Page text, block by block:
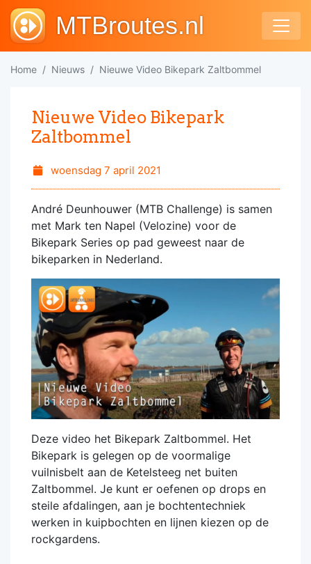
MTBroutes.nl
Home Nieuws Nieuwe Video Bikepark Zaltbommel
Nieuwe Video Bikepark
Zaltbommel
woensdag 7 april 2021
André Deunhouwer (MTB Challenge) is samen
met Mark ten Napel (Velozine) voor de
Bikepark Series op pad geweest naar de
bikeparken in Nederland.
Deze video het Bikepark Zaltbommel. Het
Bikepark is gelegen op de voormalige
vuilnisbelt aan de Ketelsteeg net buiten
Zaltbommel. Je kunt er oefenen op drops en
steile afdalingen, aan je bochtentechniek
werken in kuipbochten en lijnen kiezen op de
rockgardens.